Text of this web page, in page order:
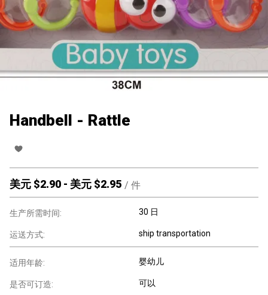
Handbell - Rattle
美元 $2.90 - 美元 $2.95 / 件
生产所需时间: 30 日
运送方式: ship transportation
适用年龄: 婴幼儿
是否可订造: 可以